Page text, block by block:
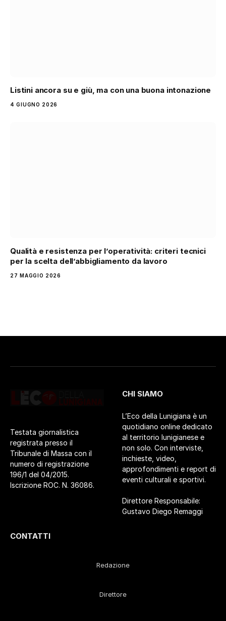
Listini ancora su e giù, ma con una buona intonazione
4 GIUGNO 2026
Qualità e resistenza per l’operatività: criteri tecnici
per la scelta dell’abbigliamento da lavoro
27 MAGGIO 2026
Testata giornalistica
registrata presso il
Tribunale di Massa con il
numero di registrazione
196/1 del 04/2015.
Iscrizione ROC. N. 36086.
CHI SIAMO
L’Eco della Lunigiana è un
quotidiano online dedicato
al territorio lunigianese e
non solo. Con interviste,
inchieste, video,
approfondimenti e report di
eventi culturali e sportivi.
Direttore Responsabile:
Gustavo Diego Remaggi
CONTATTI
Redazione
Direttore